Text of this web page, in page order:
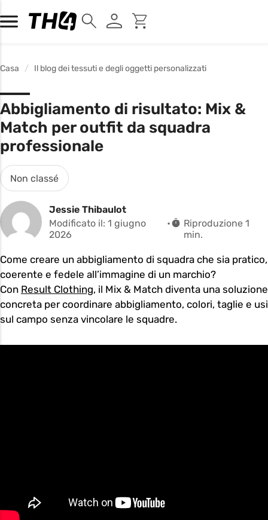
Casa Il blog dei tessuti e degli oggetti personalizzati
Abbigliamento di risultato: Mix &
Match per outfit da squadra
professionale
Non classé
Jessie Thibaulot
Modificato il: 1 giugno
2026
Riproduzione 1
min.
Come creare un abbigliamento di squadra che sia pratico,
coerente e fedele all’immagine di un marchio?
Con Result Clothing, il Mix & Match diventa una soluzione
concreta per coordinare abbigliamento, colori, taglie e usi
sul campo senza vincolare le squadre.